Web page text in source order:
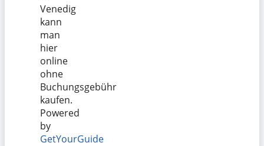
Venedig
kann
man
hier
online
ohne
Buchungsgebühr
kaufen.
Powered
by
GetYourGuide